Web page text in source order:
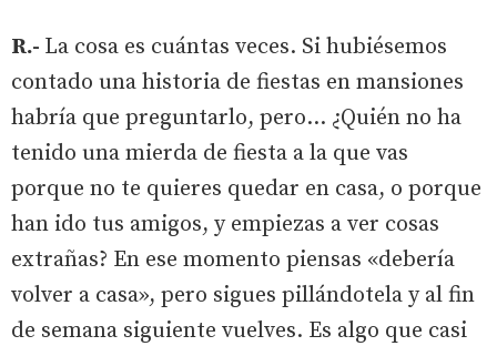
R.- La cosa es cuántas veces. Si hubiésemos
contado una historia de fiestas en mansiones
habría que preguntarlo, pero... ¿Quién no ha
tenido una mierda de fiesta a la que vas
porque no te quieres quedar en casa, o porque
han ido tus amigos, y empiezas a ver cosas
extrañas? En ese momento piensas «debería
volver a casa», pero sigues pillándotela y al fin
de semana siguiente vuelves. Es algo que casi